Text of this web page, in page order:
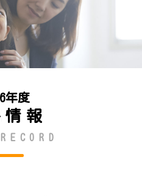
年度
報